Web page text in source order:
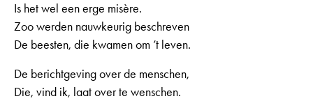
Is het wel een erge misère.
Zoo werden nauwkeurig beschreven
De beesten, die kwamen om ’t leven.
De berichtgeving over de menschen,
Die, vind ik, laat over te wenschen.